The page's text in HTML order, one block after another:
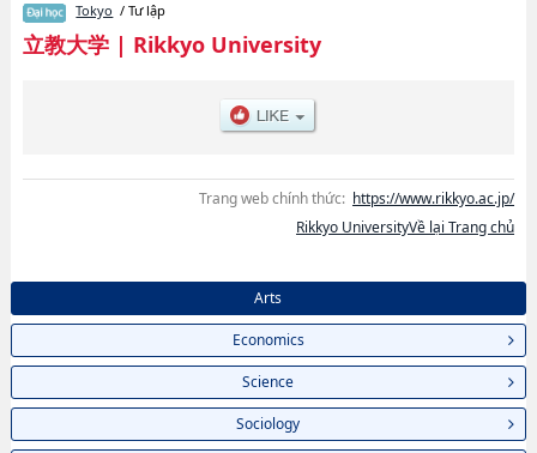
thiết dành cho du học sinh, như là về các Ngành ArtshoặcNgành
EconomicshoặcNgành SciencehoặcNgành SociologyhoặcNgành Law and
PoliticshoặcNgành TourismhoặcNgành Community and Human
BusinesshoặcNgành Intercultural CommunicationhoặcNgành Global
Liberal Arts Program (GLAP)hoặcNgành PEACE Program（College of Law
Studies, thông tin về từng ngành học, thông tin liên quan đến thi tuyển như
số lượng tuyển sinh, số lượng trúng tuyển, cở sở trang thiết bị, hướng dẫn
Tokyo / Tư lập
立教大学| Rikkyo University
Trang web chính thức: https://www.rikkyo.ac.jp/
Rikkyo UniversityVề lại Trang chủ
Arts
Economics
Science
Sociology